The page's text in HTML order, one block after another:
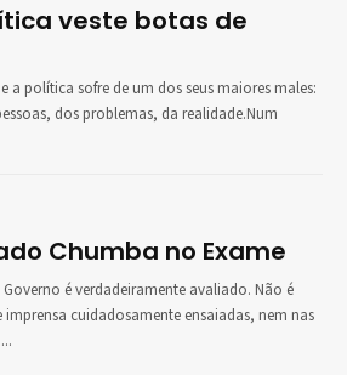
veste botas de
a política sofre de um dos seus maiores males:
dos problemas, da realidade.Num
Chumba no Exame
é verdadeiramente avaliado. Não é
imprensa cuidadosamente ensaiadas, nem nas